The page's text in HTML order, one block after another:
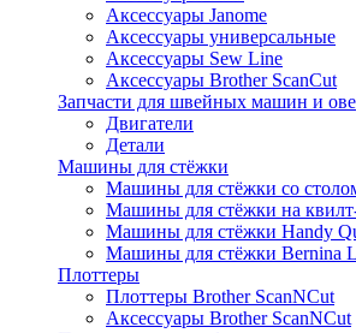
Аксессуары Janome
Аксессуары универсальные
Аксессуары Sew Line
Аксессуары Brother ScanCut
Запчасти для швейных машин и
Двигатели
Детали
Машины для стёжки
Машины для стёжки со
Машины для стёжки на
Машины для стёжки Handy
Машины для стёжки Bernina
Плоттеры
Плоттеры Brother ScanNCut
Аксессуары Brother ScanNCut